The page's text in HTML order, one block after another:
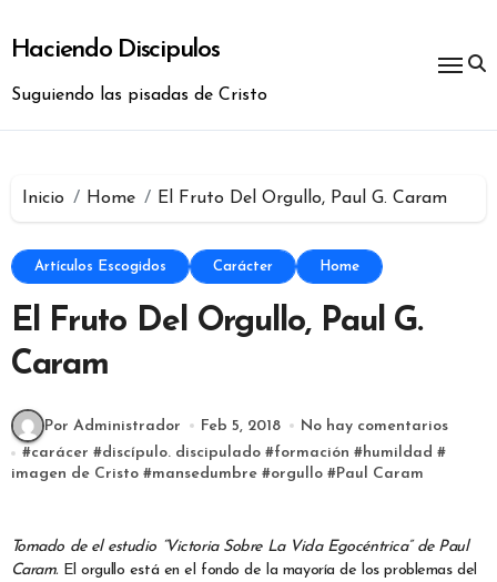
contenido
Haciendo Discipulos
Suguiendo las pisadas de Cristo
Inicio Home El Fruto Del Orgullo, Paul G. Caram
Artículos Escogidos Carácter Home
El Fruto Del Orgullo, Paul G.
Caram
Por Administrador Feb 5, 2018
No hay comentarios
#carácer #discípulo. discipulado #formación #humildad #
imagen de Cristo #mansedumbre #orgullo #Paul Caram
Tomado de el estudio “Victoria Sobre La Vida Egocéntrica” de Paul
Caram. El orgullo está en el fondo de la mayoría de los problemas del